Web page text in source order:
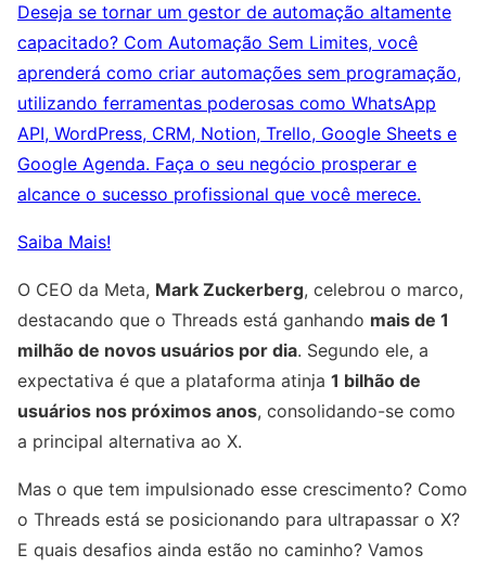
Deseja se tornar um gestor de automação altamente
capacitado? Com Automação Sem Limites, você
aprenderá como criar automações sem programação,
utilizando ferramentas poderosas como WhatsApp
API, WordPress, CRM, Notion, Trello, Google Sheets e
Google Agenda. Faça o seu negócio prosperar e
alcance o sucesso profissional que você merece.
Saiba Mais!
O CEO da Meta, Mark Zuckerberg, celebrou o marco,
destacando que o Threads está ganhando mais de 1
milhão de novos usuários por dia. Segundo ele, a
expectativa é que a plataforma atinja 1 bilhão de
usuários nos próximos anos, consolidando-se como
a principal alternativa ao X.
Mas o que tem impulsionado esse crescimento? Como
o Threads está se posicionando para ultrapassar o X?
E quais desafios ainda estão no caminho? Vamos